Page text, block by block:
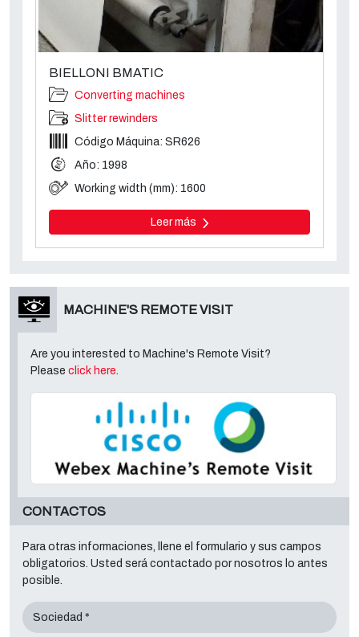
BIELLONI BMATIC
Converting machines
Slitter rewinders
Código Máquina: SR626
Año: 1998
Working width (mm): 1600
Leer más
MACHINE'S REMOTE VISIT
Are you interested to Machine's Remote Visit?
Please click here.
CONTACTOS
Para otras informaciones, llene el formulario y sus campos
obligatorios. Usted será contactado por nosotros lo antes
posible.
Sociedad *